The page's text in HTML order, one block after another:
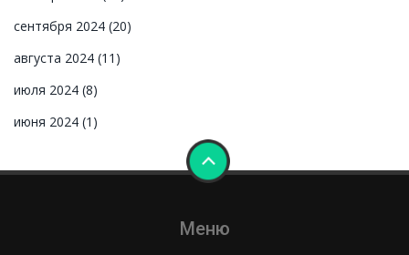
сентября 2024 (20)
августа 2024 (11)
июля 2024 (8)
июня 2024 (1)
Меню